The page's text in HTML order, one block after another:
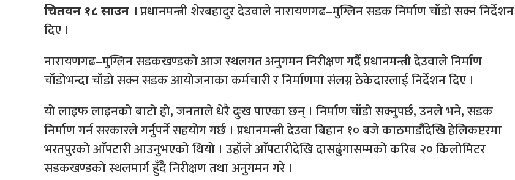
चितवन १८ साउन । प्रधानमन्त्री शेरबहादुर देउवाले नारायणगढ–मुग्लिन सडक निर्माण चाँडो सक्न निर्देशन
दिए ।
नारायणगढ–मुग्लिन सडकखण्डको आज स्थलगत अनुगमन निरीक्षण गर्दै प्रधानमन्त्री देउवाले निर्माण
चाँडोभन्दा चाँडो सक्न सडक आयोजनाका कर्मचारी र निर्माणमा संलग्न ठेकेदारलाई निर्देशन दिए ।
यो लाइफ लाइनको बाटो हो, जनताले धेरै दुःख पाएका छन् । निर्माण चाँडो सक्नुपर्छ, उनले भने, सडक
निर्माण गर्न सरकारले गर्नुपर्ने सहयोग गर्छ । प्रधानमन्त्री देउवा बिहान १० बजे काठमाडौँदेखि हेलिकप्टरमा
भरतपुरको आँपटारी आउनुभएको थियो । उहाँले आँपटारीदेखि दासढुंगासम्मको करिब २० किलोमिटर
सडकखण्डको स्थलमार्ग हुँदै निरीक्षण तथा अनुगमन गरे ।